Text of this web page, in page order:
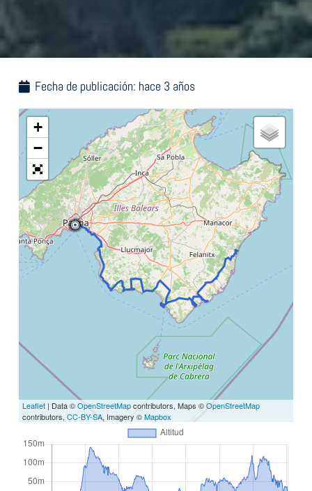
Fecha de publicación: hace 3 años
+
−
Leaflet | Data ©OpenStreetMapcontributors, Maps ©OpenStreetMap
contributors, CC-BY-SA, Imagery ©Mapbox